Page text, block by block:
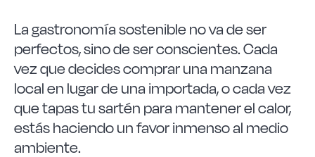
La gastronomía sostenible no va de ser
perfectos, sino de ser conscientes. Cada
vez que decides comprar una manzana
local en lugar de una importada, o cada vez
que tapas tu sartén para mantener el calor,
estás haciendo un favor inmenso al medio
ambiente.